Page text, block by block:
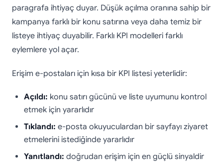
paragrafa ihtiyaç duyar. Düşük açılma oranına sahip bir
kampanya farklı bir konu satırına veya daha temiz bir
listeye ihtiyaç duyabilir. Farklı KPI modelleri farklı
eylemlere yol açar.
Erişim e-postaları için kısa bir KPI listesi yeterlidir:
Açıldı: konu satırı gücünü ve liste uyumunu kontrol
etmek için yararlıdır
Tıklandı: e-posta okuyuculardan bir sayfayı ziyaret
etmelerini istediğinde yararlıdır
Yanıtlandı: doğrudan erişim için en güçlü sinyaldir